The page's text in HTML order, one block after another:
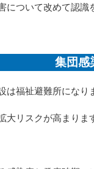
について改めて認識
集団感
は福祉避難所になり
大リスクが高まりま